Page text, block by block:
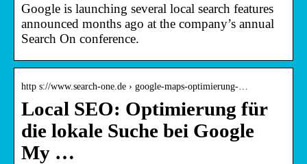
Google is launching several local search features
announced months ago at the company’s annual
Search On conference.
http s://www.search-one.de › google-maps-optimierung-…
Local SEO: Optimierung für
die lokale Suche bei Google
My …